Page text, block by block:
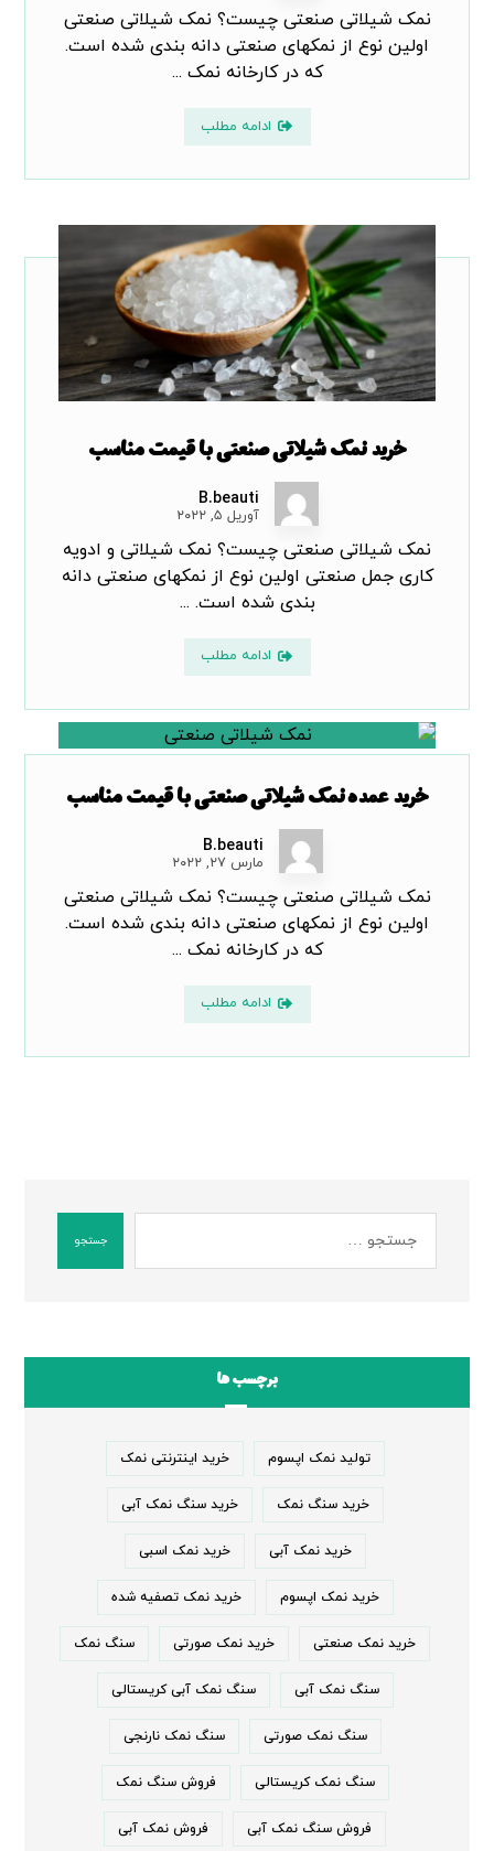
نمک شیلاتی صنعتی چیست؟ نمک شیلاتی صنعتی
اولین نوع از نمکهای صنعتی دانه بندی شده است.
که در کارخانه نمک ...
ادامه مطلب
خرید نمک شیلاتی صنعتی با قیمت مناسب
B.beauti
آوریل ۵, ۲۰۲۲
نمک شیلاتی صنعتی چیست؟ نمک شیلاتی و ادویه
کاری جمل صنعتی اولین نوع از نمکهای صنعتی دانه
بندی شده است. ...
ادامه مطلب
خرید عمده نمک شیلاتی صنعتی با قیمت مناسب
B.beauti
مارس ۲۷, ۲۰۲۲
نمک شیلاتی صنعتی چیست؟ نمک شیلاتی صنعتی
اولین نوع از نمکهای صنعتی دانه بندی شده است.
که در کارخانه نمک ...
ادامه مطلب
جستجو
برچسب ها
تولید نمک اپسوم خرید اینترنتی نمک
خرید سنگ نمک خرید سنگ نمک آبی
خرید نمک آبی خرید نمک اسبی
خرید نمک اپسوم خرید نمک تصفیه شده
خرید نمک صنعتی خرید نمک صورتی سنگ نمک
سنگ نمک آبی سنگ نمک آبی کریستالی
سنگ نمک صورتی سنگ نمک نارنجی
سنگ نمک کریستالی فروش سنگ نمک
فروش سنگ نمک آبی فروش نمک آبی